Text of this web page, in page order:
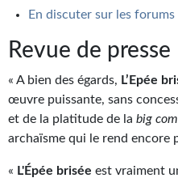
En discuter sur les forums
Revue de presse
« A bien des égards, L’Epée
œuvre puissante, sans
et de la platitude de la big
archaïsme qui le rend encore
« L'Épée brisée est vraiment